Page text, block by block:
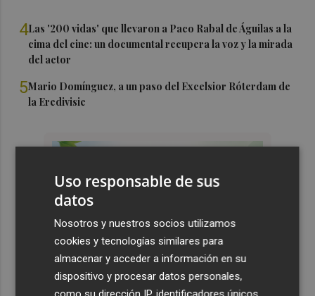
4Las '200 vidas' que llevaron a Paco Rabal de Águilas a la
cima del cine: un documental recupera la voz y la mirada
del actor
5Mario Domínguez, a un paso del Excelsior Róterdam de
la Eredivisie
Uso responsable de sus
datos
Nosotros y nuestros socios utilizamos
cookies y tecnologías similares para
almacenar y acceder a información en su
dispositivo y procesar datos personales,